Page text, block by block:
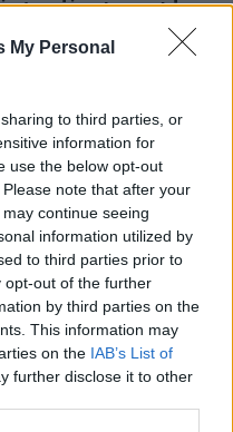
My Personal
to third parties, or
information for
use the below opt-out
note that after your
continue seeing
information utilized by
to third parties prior to
opt-out of the further
by third parties on the
This information may
on the IAB’s List of
further disclose it to other
να ξεχάσουν ότι
""""My Number
μίλησε ανοιχτά για την
που βιώνει στον χώρο της
χρόνια μετά τη νίκη της
Eurovision.
λιμάνι του Πειραιά:
έναν μήνα» ‑ Η
στην κάμερα του
εκπομπής «Κοινωνία Ώρα
τη διασκεδαστική
το λιμάνι του Πειραιά, την
7 Αυγούστου.